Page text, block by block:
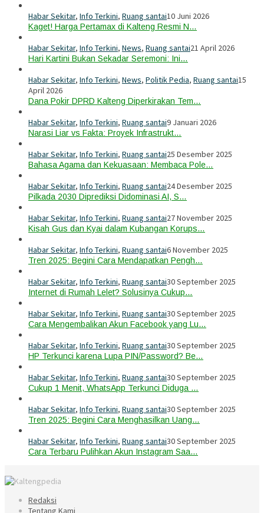
Habar Sekitar, Info Terkini, Ruang santai10 Juni 2026
Kaget! Harga Pertamax di Kalteng Resmi N…
Habar Sekitar, Info Terkini, News, Ruang santai21 April 2026
Hari Kartini Bukan Sekadar Seremoni: Ini…
Habar Sekitar, Info Terkini, News, Politik Pedia, Ruang santai15
April 2026
Dana Pokir DPRD Kalteng Diperkirakan Tem…
Habar Sekitar, Info Terkini, Ruang santai9 Januari 2026
Narasi Liar vs Fakta: Proyek Infrastrukt…
Habar Sekitar, Info Terkini, Ruang santai25 Desember 2025
Bahasa Agama dan Kekuasaan: Membaca Pole…
Habar Sekitar, Info Terkini, Ruang santai24 Desember 2025
Pilkada 2030 Diprediksi Didominasi AI, S…
Habar Sekitar, Info Terkini, Ruang santai27 November 2025
Kisah Gus dan Kyai dalam Kubangan Korups…
Habar Sekitar, Info Terkini, Ruang santai6 November 2025
Tren 2025: Begini Cara Mendapatkan Pengh…
Habar Sekitar, Info Terkini, Ruang santai30 September 2025
Internet di Rumah Lelet? Solusinya Cukup…
Habar Sekitar, Info Terkini, Ruang santai30 September 2025
Cara Mengembalikan Akun Facebook yang Lu…
Habar Sekitar, Info Terkini, Ruang santai30 September 2025
HP Terkunci karena Lupa PIN/Password? Be…
Habar Sekitar, Info Terkini, Ruang santai30 September 2025
Cukup 1 Menit, WhatsApp Terkunci Diduga …
Habar Sekitar, Info Terkini, Ruang santai30 September 2025
Tren 2025: Begini Cara Menghasilkan Uang…
Habar Sekitar, Info Terkini, Ruang santai30 September 2025
Cara Terbaru Pulihkan Akun Instagram Saa…
Redaksi
Tentang Kami